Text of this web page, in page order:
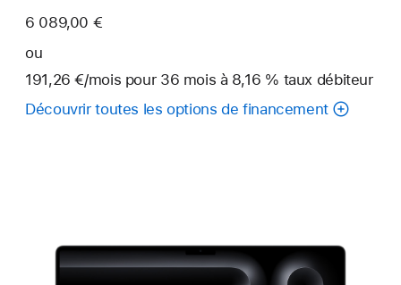
6 089,00 €
ou
191,26 €/mois par
mois
pour 36 mois mois
à 8,16 % taux débiteur
Découvrir toutes les options de financement